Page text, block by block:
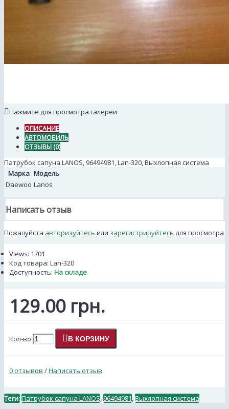
Нажмите для просмотра галереи
ОПИСАНИЕ
АВТОМОБИЛЬ
ОТЗЫВЫ (0)
Патрубок cапуна LANOS, 96494981, Lan-320, Выхлопная система
Марка Модель
Daewoo Lanos
Написать отзыв
Пожалуйста авторизуйтесь или зарегистрируйтесь для просмотра
Views: 1701
Код товара: Lan-320
Доступность: На складе
129.00 грн.
Кол-во В КОРЗИНУ
0 отзывов /Написать отзыв
Теги:Патрубок cапуна LANOS 96494981 Выхлопная система